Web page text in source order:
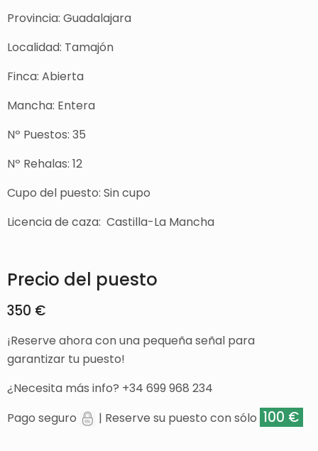
Provincia: Guadalajara
Localidad: Tamajón
Finca: Abierta
Mancha: Entera
Nº Puestos: 35
Nº Rehalas: 12
Cupo del puesto: Sin cupo
Licencia de caza: Castilla-La Mancha
Precio del puesto
350 €
¡Reserve ahora con una pequeña señal para
garantizar tu puesto!
¿Necesita más info? +34 699 968 234
Pago seguro
| Reserve su puesto con sólo 100 €